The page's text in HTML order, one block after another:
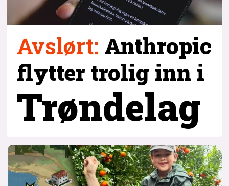
Avslørt: Anthropic
flytter trolig inn i
Trøndelag